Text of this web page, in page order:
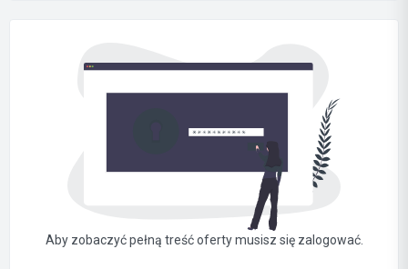
Aby zobaczyć pełną treść oferty musisz się zalogować.